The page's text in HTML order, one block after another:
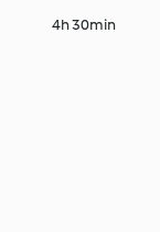
4h 30min